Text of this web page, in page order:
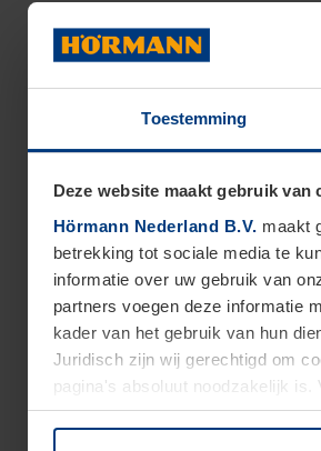
Toestemming
Deze website maakt gebruik van
Hörmann Nederland B.V. maakt
betrekking tot sociale media te
informatie over uw gebruik van
partners voegen deze informatie
kader van het gebruik van hun
Juridisch zijn wij gerechtigd om
pagina's absoluut noodzakelijk
elk moment bij de uitleg van de